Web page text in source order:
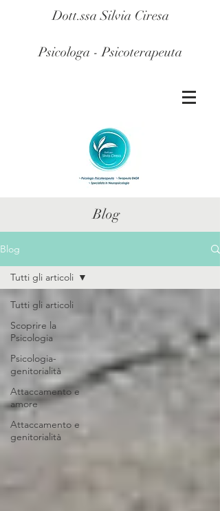
Dott.ssa Silvia Ciresa
Psicologa - Psicoterapeuta
Blog
Blog
Tutti gli articoli
Scoprire la
Psicologia
Psicologia-
genitorialità
Attaccamento e
amore
Attaccamento e
genitorialità
Tutti gli articoli